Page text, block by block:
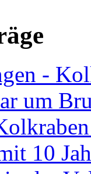
-
um
10